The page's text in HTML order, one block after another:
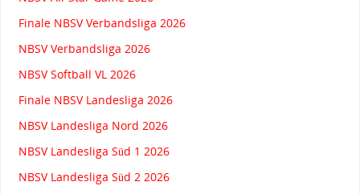
Finale NBSV Verbandsliga 2026
NBSV Verbandsliga 2026
NBSV Softball VL 2026
Finale NBSV Landesliga 2026
NBSV Landesliga Nord 2026
NBSV Landesliga Süd 1 2026
NBSV Landesliga Süd 2 2026